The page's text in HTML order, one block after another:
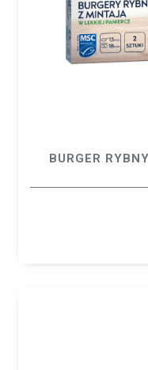
BURGER